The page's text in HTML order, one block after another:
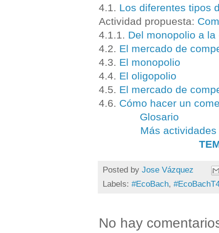
4.1. Los diferentes tipos
Actividad propuesta:
4.1.1. Del monopolio a
4.2. El mercado de
4.3. El monopolio
4.4. El oligopolio
4.5. El mercado de
4.6. Cómo hacer un
Glosario
Más
Posted by Jose Vázquez
Labels: #EcoBach,
No hay